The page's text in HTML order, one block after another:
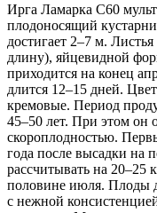
Ирга Ламарка С60
плодоносящий
достигает 2–7 м.
длину), яйцевидной
приходится на конец
длится 12–15 дней.
кремовые. Период
45–50 лет. При этом он
скороплодностью.
года после высадки на
рассчитывать на 20–25
половине июля. Плоды
с нежной